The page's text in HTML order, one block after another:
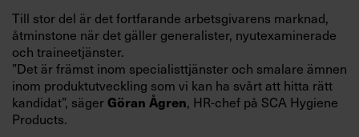
Till stor del är det fortfarande arbetsgivarens marknad,
åtminstone när det gäller generalister, nyutexaminerade
och traineetjänster.
”Det är främst inom specialisttjänster och smalare ämnen
inom produktutveckling som vi kan ha svårt att hitta rätt
kandidat”, sägerGöran Ågren, HR-chef på SCA Hygiene
Products.